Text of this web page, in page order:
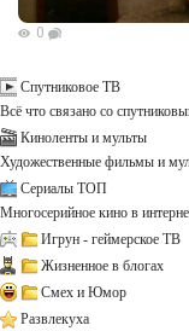
0
Спутниковое ТВ
Всё что связано со
Киноленты и мульты
Художественные фильмы и
Сериалы ТОП
Многосерийное кино в
Игрун - геймерское ТВ
Жизненное в блогах
Смех и Юмор
Развлекуха